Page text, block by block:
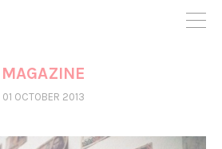
need your backing to be able to
in the project by supporting
much you want to contribute to the
you want to bring to the project.
MAGAZINE
01 OCTOBER 2013